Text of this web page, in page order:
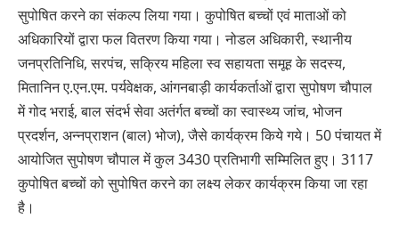
सुपोषित करने का संकल्प लिया गया। कुपोषित बच्चों एवं माताओं को
अधिकारियों द्वारा फल वितरण किया गया। नोडल अधिकारी, स्थानीय
जनप्रतिनिधि, सरपंच, सक्रिय महिला स्व सहायता समूह के सदस्य,
मितानिन ए.एन.एम. पर्यवेक्षक, आंगनबाड़ी कार्यकर्ताओं द्वारा सुपोषण चौपाल
में गोद भराई, बाल संदर्भ सेवा अतंर्गत बच्चों का स्वास्थ्य जांच, भोजन
प्रदर्शन, अन्नप्राशन (बाल) भोज), जैसे कार्यक्रम किये गये। 50 पंचायत में
आयोजित सुपोषण चौपाल में कुल 3430 प्रतिभागी सम्मिलित हुए। 3117
कुपोषित बच्चों को सुपोषित करने का लक्ष्य लेकर कार्यक्रम किया जा रहा
है।